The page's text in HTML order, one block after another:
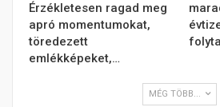
Érzékletesen ragad meg
apró momentumokat,
töredezett
emlékképeket,…
MÉG TÖBB...